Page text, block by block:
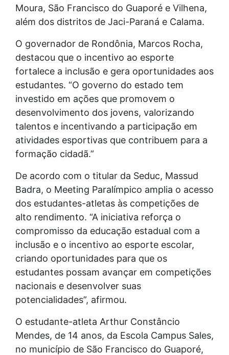
Moura, São Francisco do Guaporé e Vilhena,
além dos distritos de Jaci-Paraná e Calama.
O governador de Rondônia, Marcos Rocha,
destacou que o incentivo ao esporte
fortalece a inclusão e gera oportunidades aos
estudantes. “O governo do estado tem
investido em ações que promovem o
desenvolvimento dos jovens, valorizando
talentos e incentivando a participação em
atividades esportivas que contribuem para a
formação cidadã.”
De acordo com o titular da Seduc, Massud
Badra, o Meeting Paralímpico amplia o acesso
dos estudantes-atletas às competições de
alto rendimento. “A iniciativa reforça o
compromisso da educação estadual com a
inclusão e o incentivo ao esporte escolar,
criando oportunidades para que os
estudantes possam avançar em competições
nacionais e desenvolver suas
potencialidades”, afirmou.
O estudante-atleta Arthur Constâncio
Mendes, de 14 anos, da Escola Campus Sales,
no município de São Francisco do Guaporé,